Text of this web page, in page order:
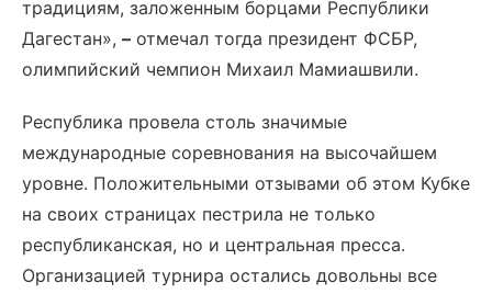
традициям, заложенным борцами Республики
Дагестан», – отмечал тогда президент ФСБР,
олимпийский чемпион Михаил Мамиашвили.
Республика провела столь значимые
международные соревнования на высочайшем
уровне. Положительными отзывами об этом Кубке
на своих страницах пестрила не только
республиканская, но и центральная пресса.
Организацией турнира остались довольны все